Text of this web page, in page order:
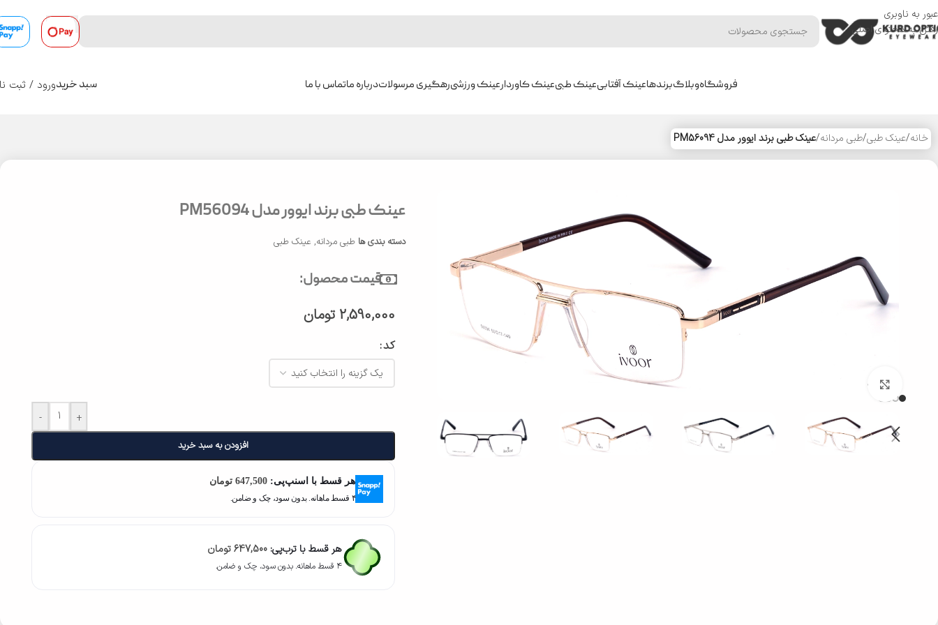
عبور به ناوبری
رفتن به محتوای اصلی
فروشگاهوبلاگبرندهاعینک آفتابیعینک طبیعینک کاوردارعینک ورزشیرهگیری مرسولاتدرباره ماتماس با ما 0
سبد خریدورود / ثبت
خانه/عینک طبی/طبی مردانه/عینک طبی برند ایوور مدل PM56094
عینک طبی برند ایوور مدل PM56094
دسته بندی ها طبی مردانه, عینک طبی
قیمت محصول:
2,590,000 تومان
کد
- +
افزودن به سبد خرید
هر قسط با اسنپ‌پی: 647,500 تومان
۴ قسط ماهانه. بدون سود، چک و ضامن.
هر قسط با ترب‌پی: 647,500 تومان
۴ قسط ماهانه. بدون سود، چک و ضامن.